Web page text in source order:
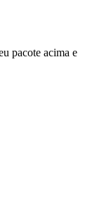
pacote acima e